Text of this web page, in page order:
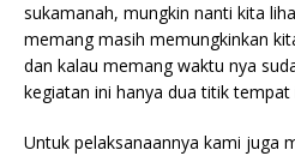
sukamanah, mungkin nanti kita
memang masih memungkinkan
dan kalau memang waktu nya
kegiatan ini hanya dua titik tempat
Untuk pelaksanaannya kami juga